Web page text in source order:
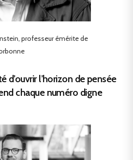
professeur émérite de
d’ouvrir l’horizon de pensée
chaque numéro digne